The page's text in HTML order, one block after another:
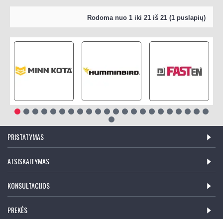
Rodoma nuo 1 iki 21 iš 21 (1 puslapių)
PRISTATYMAS
ATSISKAITYMAS
KONSULTACIJOS
PREKĖS